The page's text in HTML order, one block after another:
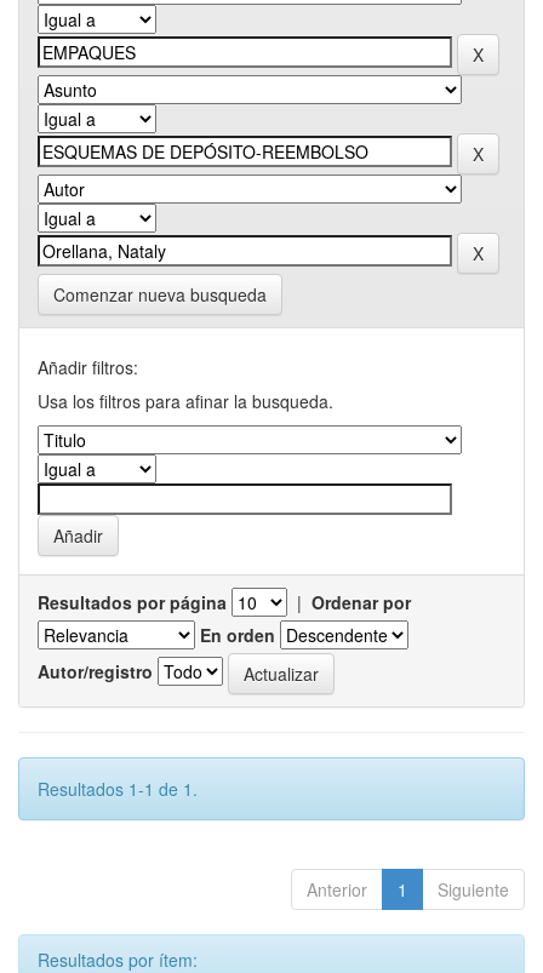
Comenzar nueva busqueda
Añadir filtros:
Usa los filtros para afinar la busqueda.
Resultados por página | Ordenar por
En orden
Autor/registro
Resultados 1-1 de 1.
Anterior 1 Siguiente
Resultados por ítem: